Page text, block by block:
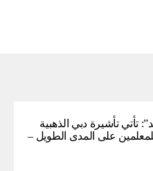
تأتي تأشيرة دبي الذهبية
للمعلمين على المدى الطويل –